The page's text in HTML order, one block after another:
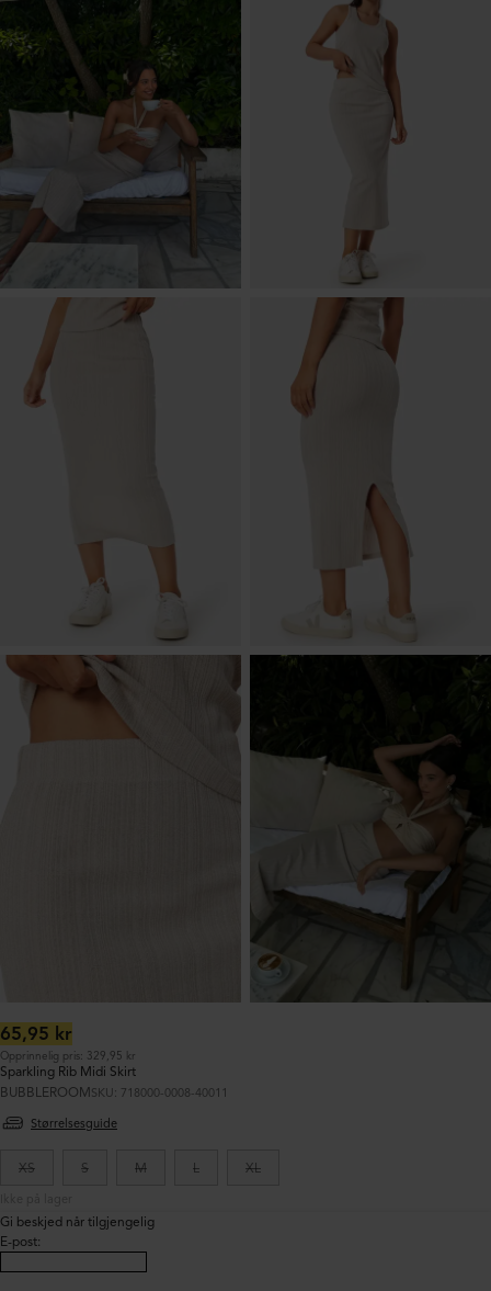
Ordinær
pris:
65,95 kr
Opprinnelig pris: 329,95 kr
Sparkling Rib Midi Skirt
BUBBLEROOMSKU: 718000-0008-40011
Størrelsesguide
XS S M L XL
Gi beskjed når tilgjengelig
E-post: